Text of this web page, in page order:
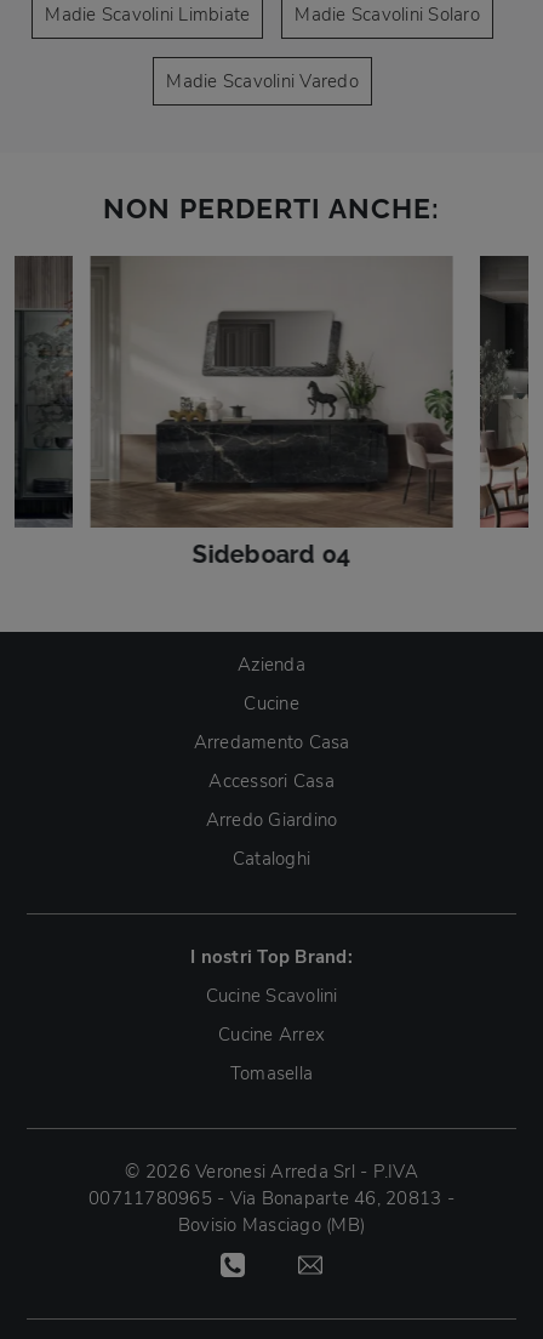
Madie Scavolini Limbiate Madie Scavolini Solaro
Madie Scavolini Varedo
NON PERDERTI ANCHE:
Sideboard 04
Azienda
Cucine
Arredamento Casa
Accessori Casa
Arredo Giardino
Cataloghi
I nostri Top Brand:
Cucine Scavolini
Cucine Arrex
Tomasella
© 2026 Veronesi Arreda Srl - P.IVA
00711780965 - Via Bonaparte 46, 20813 -
Bovisio Masciago (MB)